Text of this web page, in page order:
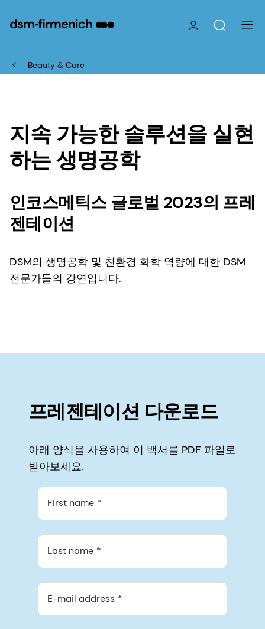
Beauty & Care
지속 가능한 솔루션을 실현
하는 생명공학
인코스메틱스 글로벌 2023의 프레
젠테이션
DSM의 생명공학 및 친환경 화학 역량에 대한 DSM
전문가들의 강연입니다.
프레젠테이션 다운로드
아래 양식을 사용하여 이 백서를 PDF 파일로
받아보세요.
First name
Last name
E-mail address